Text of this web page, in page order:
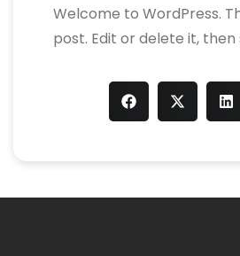
Welcome to WordPress.
post. Edit or delete it,